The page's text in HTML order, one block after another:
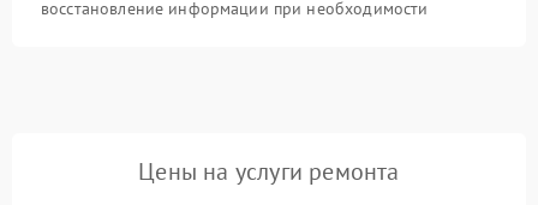
восстановление информации при необходимости
Цены на услуги ремонта